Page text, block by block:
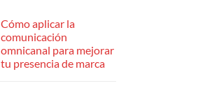
Cómo aplicar la
comunicación
omnicanal para mejorar
tu presencia de marca